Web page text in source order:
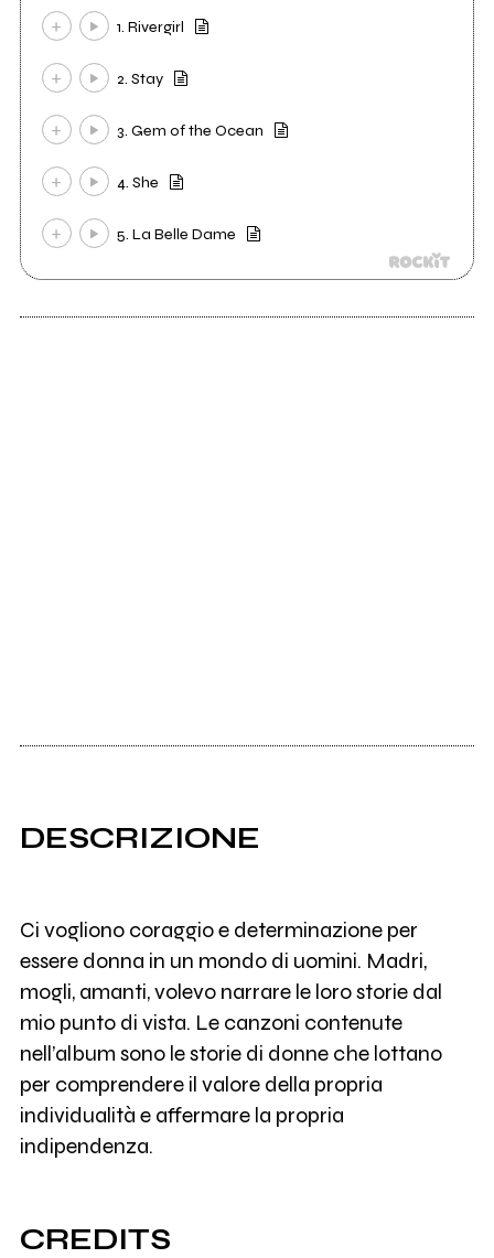
1. Rivergirl
2. Stay
3. Gem of the Ocean
4. She
5. La Belle Dame
DESCRIZIONE
Ci vogliono coraggio e determinazione per
essere donna in un mondo di uomini. Madri,
mogli, amanti, volevo narrare le loro storie dal
mio punto di vista. Le canzoni contenute
nell’album sono le storie di donne che lottano
per comprendere il valore della propria
individualità e affermare la propria
indipendenza.
CREDITS